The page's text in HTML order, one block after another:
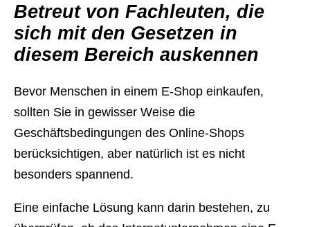
Betreut von Fachleuten, die
sich mit den Gesetzen in
diesem Bereich auskennen
Bevor Menschen in einem E-Shop einkaufen,
sollten Sie in gewisser Weise die
Geschäftsbedingungen des Online-Shops
berücksichtigen, aber natürlich ist es nicht
besonders spannend.
Eine einfache Lösung kann darin bestehen, zu